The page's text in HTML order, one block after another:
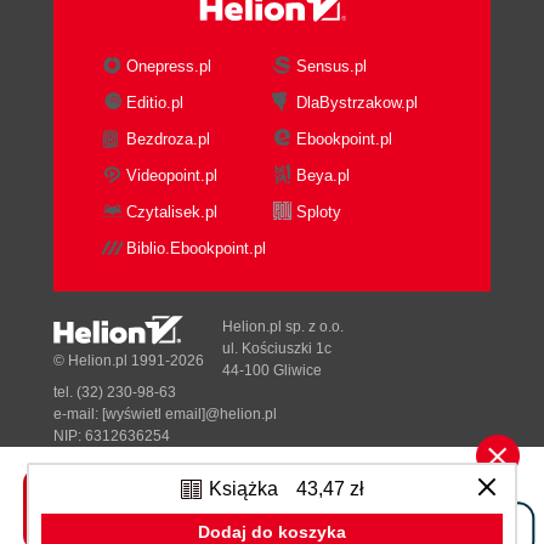
Usuwanie plików lub katalogów 170
Sztuczki, porady, sugestie... 173
Rozdział 8. Z przecinkiem za pan brat 175
Serie danych CSV bez nagłówka 176
Serie danych CSV z nagłówkami 178
Rozdział 9. Czas na Pythona 181
Moduł time 182
Rozdział 10. Zobaczyć i uwierzyć 189
Instalacja biblioteki Matplotlib 189
Kłopotliwy Windows 190
Pierwszy wykres 191
Modyfikacje wyglądu wykresu 192
Wykresy wielokrotne 194
Prosta analiza danych 195
Książka 43,47 zł
Dodaj do koszyka
Onepress.pl
Sensus.pl
Editio.pl
DlaBystrzakow.pl
Bezdroza.pl
Ebookpoint.pl
Videopoint.pl
Beya.pl
Czytalisek.pl
Sploty
Biblio.Ebookpoint.pl
Designed with ♥ byTonik.pl
© Helion.pl 1991-2026
Helion.pl sp. z o.o.
ul. Kościuszki 1c
44-100 Gliwice
tel. (32) 230-98-63
e-mail: [wyświetl email]@helion.pl
NIP: 6312636254